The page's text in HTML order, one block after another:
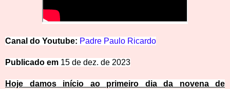
Canal do Youtu be: Padre Paulo Ricardo
Publicado em 15 de dez. de 2023
Hoje damos início ao primeiro dia da novena de